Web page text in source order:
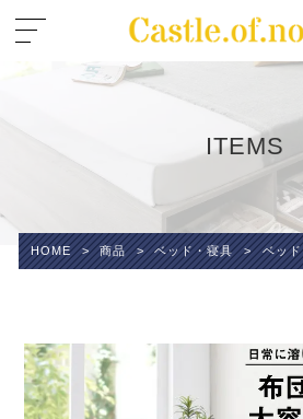
ITEMS
HOME > 商品 > ベッド・寝具 > ベッド